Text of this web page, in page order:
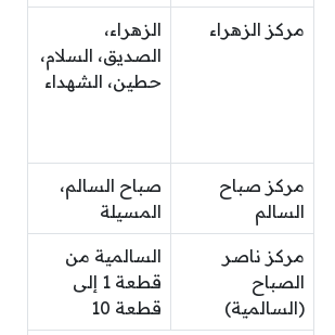
مركز الزهراء
الزهراء،
الصديق، السلام،
حطين، الشهداء
مركز صباح
السالم
صباح السالم،
المسيلة
مركز ناصر
الصباح
(السالمية)
السالمية من
قطعة 1 إلى
قطعة 10